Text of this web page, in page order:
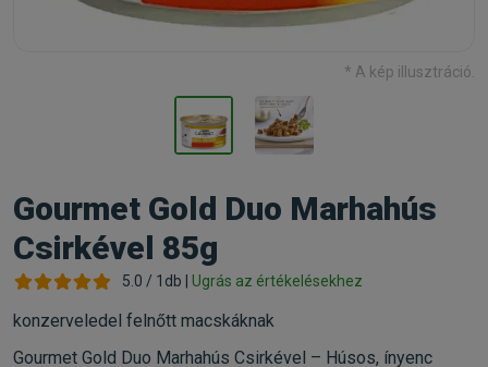
* A kép illusztráció.
Gourmet Gold Duo Marhahús
Csirkével 85g
5.0 / 1db | Ugrás az értékelésekhez
konzerveledel felnőtt macskáknak
Gourmet Gold Duo Marhahús Csirkével – Húsos, ínyenc